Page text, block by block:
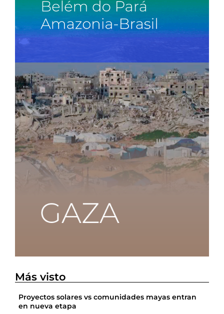
Más visto
Proyectos solares vs comunidades mayas entran
en nueva etapa